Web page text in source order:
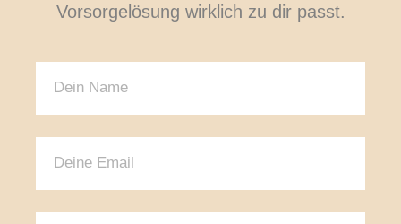
Vorsorgelösung wirklich zu dir passt.